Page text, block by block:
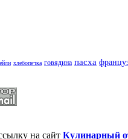
хлебопечка говядина пасха
на сайт Кулинарный